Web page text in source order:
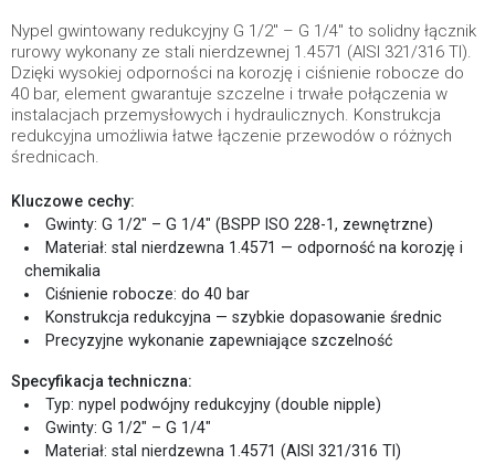
Nypel gwintowany redukcyjny G 1/2″ – G 1/4″ to solidny łącznik
rurowy wykonany ze stali nierdzewnej 1.4571 (AISI 321/316 TI).
Dzięki wysokiej odporności na korozję i ciśnienie robocze do
40 bar, element gwarantuje szczelne i trwałe połączenia w
instalacjach przemysłowych i hydraulicznych. Konstrukcja
redukcyjna umożliwia łatwe łączenie przewodów o różnych
średnicach.
Kluczowe cechy:
Gwinty: G 1/2″ – G 1/4″ (BSPP ISO 228-1, zewnętrzne)
Materiał: stal nierdzewna 1.4571 — odporność na korozję i
chemikalia
Ciśnienie robocze: do 40 bar
Konstrukcja redukcyjna — szybkie dopasowanie średnic
Precyzyjne wykonanie zapewniające szczelność
Specyfikacja techniczna:
Typ: nypel podwójny redukcyjny (double nipple)
Gwinty: G 1/2″ – G 1/4″
Materiał: stal nierdzewna 1.4571 (AISI 321/316 TI)